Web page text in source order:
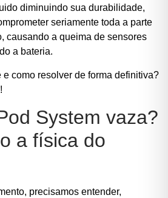
diminuindo sua durabilidade,
seriamente toda a parte
causando a queima de sensores
a bateria.
e como resolver de forma definitiva?
System vaza?
a física do
precisamos entender,